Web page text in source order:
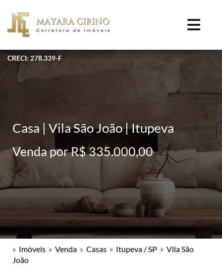
CRECI: 278.339-F
Casa | Vila São João | Itupeva
Venda por R$ 335.000,00
» Imóveis » Venda » Casas » Itupeva / SP » Vila São
João